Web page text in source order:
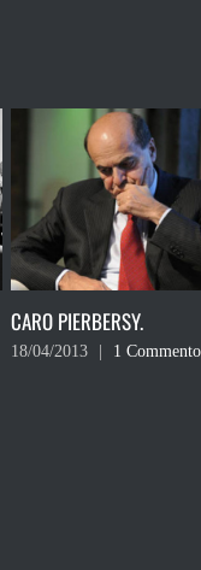
BERGOGLIO E PREGIUDIZIO.
03/04/2013 | 0 Commenti